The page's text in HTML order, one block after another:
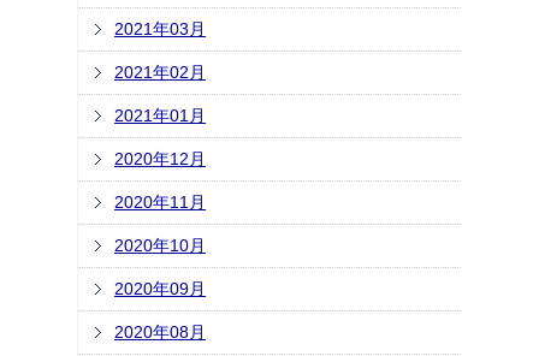
2021年03月
2021年02月
2021年01月
2020年12月
2020年11月
2020年10月
2020年09月
2020年08月